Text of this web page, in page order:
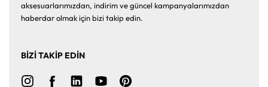
aksesuarlarımızdan, indirim ve güncel kampanyalarımızdan
haberdar olmak için bizi takip edin.
BİZİ TAKİP EDİN